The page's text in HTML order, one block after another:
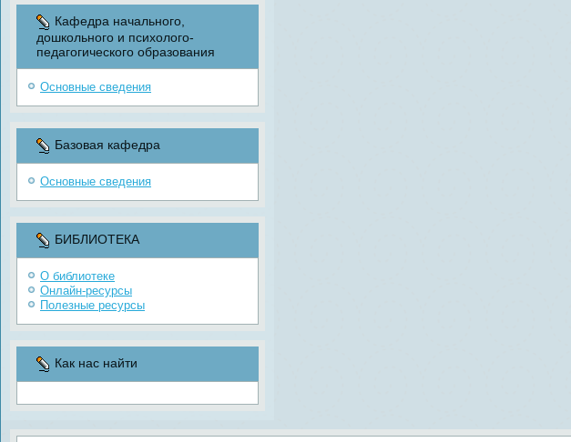
Кафедра начального,
дошкольного и психолого-
педагогического образования
Основные сведения
Базовая кафедра
Основные сведения
БИБЛИОТЕКА
О библиотеке
Онлайн-ресурсы
Полезные ресурсы
Как нас найти